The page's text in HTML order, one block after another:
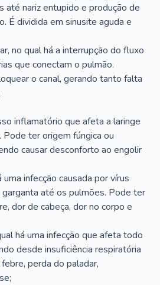
até nariz entupido e produção de
É dividida em sinusite aguda e
no qual há a interrupção do fluxo
que conectam o pulmão.
o canal, gerando tanto falta
inflamatório que afeta a laringe
ter origem fúngica ou
causar desconforto ao engolir
uma infecção causada por vírus
até os pulmões. Pode ter
dor de cabeça, dor no corpo e
há uma infecção que afeta todo
desde insuficiência respiratória
perda do paladar,